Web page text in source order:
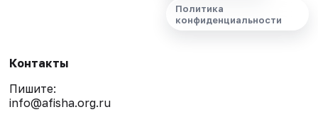
Политика
конфиденциальности
Контакты
Пишите:
info@afisha.org.ru